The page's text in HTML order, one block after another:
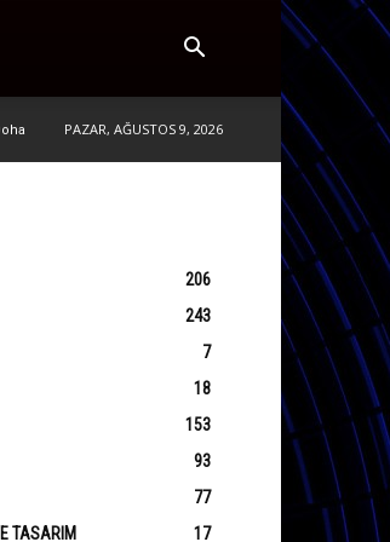
PAZAR, AĞUSTOS 9, 2026
206
243
7
18
153
93
77
TASARIM
17